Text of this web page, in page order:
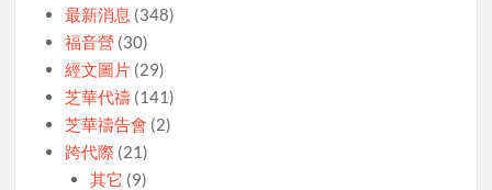
最新消息 (348)
福音營 (30)
經文圖片 (29)
芝華代禱 (141)
芝華禱告會 (2)
跨代際 (21)
其它 (9)